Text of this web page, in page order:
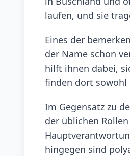
laufen, und sie
Eines der
der Name schon
hilft ihnen dabei,
finden dort sowohl
Im Gegensatz zu
der üblichen
hingegen sind